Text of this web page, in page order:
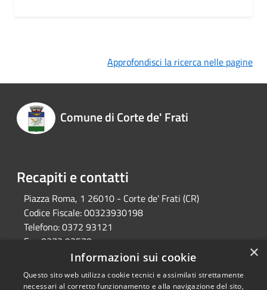
Approfondisci la ricerca nelle pagine
Comune di Corte de' Frati
Recapiti e contatti
Piazza Roma, 1 26010 - Corte de' Frati (CR)
Codice Fiscale:00323930198
Telefono:0372 93121
Fax:
0372 93570
info@comune.cortedefrati.cr.it
Pec:
comune.cortedefrati.cr@pec.it
×
Informazioni sui cookie
Questo sito web utilizza cookie tecnici e assimilati strettamente
necessari al corretto funzionamento e alla navigazione del sito,